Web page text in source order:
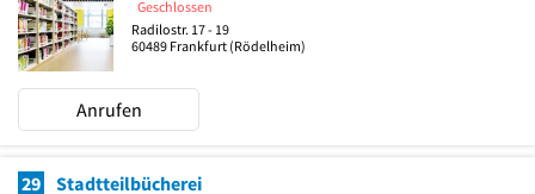
Geschlossen
Radilostr. 17 - 19
60489 Frankfurt (Rödelheim)
Anrufen
29 Stadtteilbücherei